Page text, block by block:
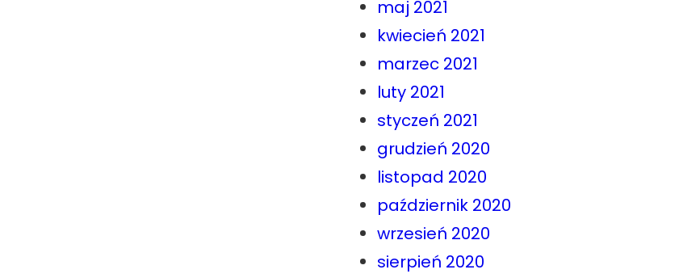
maj 2021
kwiecień 2021
marzec 2021
luty 2021
styczeń 2021
grudzień 2020
listopad 2020
październik 2020
wrzesień 2020
sierpień 2020